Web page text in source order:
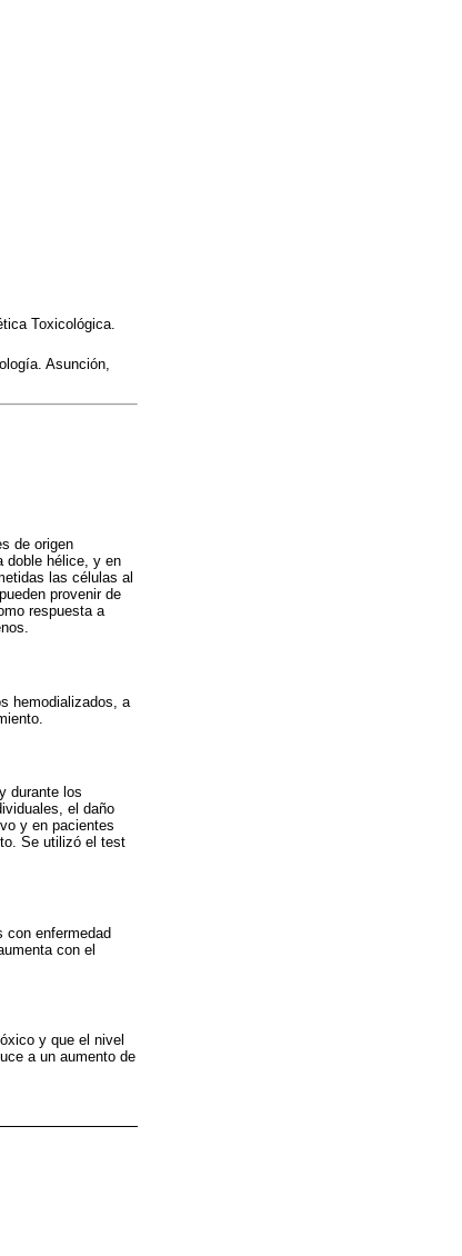
Toxicológica.
Asunción,
de origen
doble hélice, y en
las células al
provenir de
respuesta a
hemodializados, a
durante los
el daño
y en pacientes
Se utilizó el test
con enfermedad
con el
y que el nivel
a un aumento de